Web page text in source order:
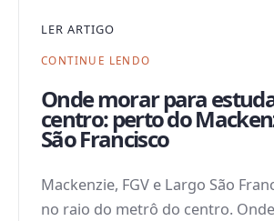
LER ARTIGO
CONTINUE LENDO
Onde morar para
centro: perto do
São Francisco
Mackenzie, FGV e Largo São
no raio do metrô do centro.